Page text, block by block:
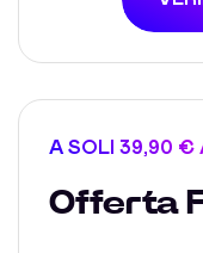
A SOLI 39,90 €
Offerta